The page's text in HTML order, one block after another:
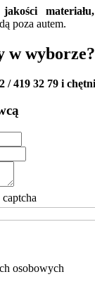
poza autem.
w wyborze?
/ 419 32 79 i
osobowych